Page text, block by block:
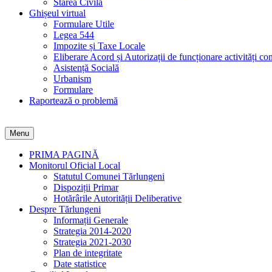
Starea Civilă
Ghișeul virtual
Formulare Utile
Legea 544
Impozite și Taxe Locale
Eliberare Acord și Autorizații de funcționare activități
Asistență Socială
Urbanism
Formulare
Raportează o problemă
Menu
PRIMA PAGINĂ
Monitorul Oficial Local
Statutul Comunei Tărlungeni
Dispoziții Primar
Hotărârile Autorității Deliberative
Despre Tărlungeni
Informații Generale
Strategia 2014-2020
Strategia 2021-2030
Plan de integritate
Date statistice